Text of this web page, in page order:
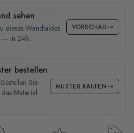
sehen
dieses Wandbildes
— in 24h.
VORSCHAU
bestellen
Sie
Material
MUSTER KAUFEN